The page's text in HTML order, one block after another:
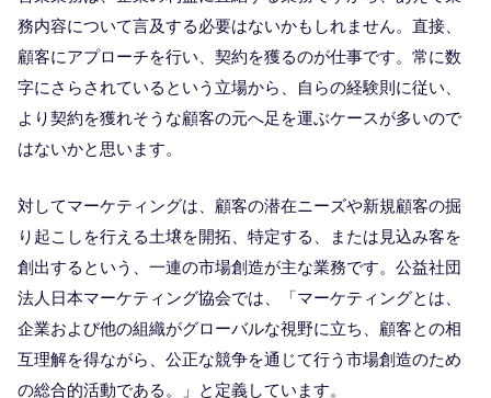
務内容について言及する必要はないかもしれません。直接、
顧客にアプローチを行い、契約を獲るのが仕事です。常に数
字にさらされているという立場から、自らの経験則に従い、
より契約を獲れそうな顧客の元へ足を運ぶケースが多いので
はないかと思います。
対してマーケティングは、顧客の潜在ニーズや新規顧客の掘
り起こしを行える土壌を開拓、特定する、または見込み客を
創出するという、一連の市場創造が主な業務です。公益社団
法人日本マーケティング協会では、「マーケティングとは、
企業および他の組織がグローバルな視野に立ち、顧客との相
互理解を得ながら、公正な競争を通じて行う市場創造のため
の総合的活動である。」と定義しています。